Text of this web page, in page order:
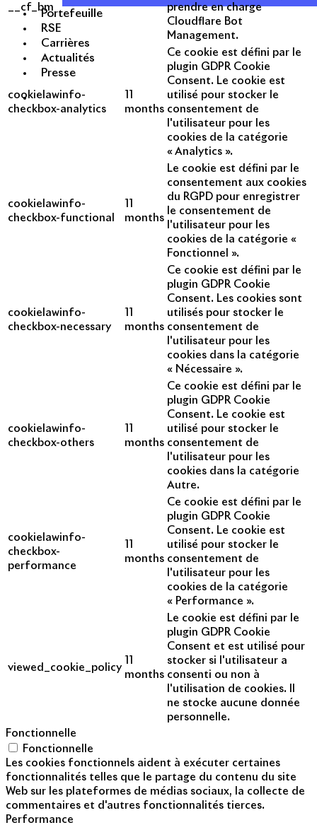
Portefeuille
RSE
Carrières
Actualités
Presse
__cf_bm
prendre en charge
Cloudflare Bot
Management.
cookielawinfo-
checkbox-analytics
months
Ce cookie est défini par le
plugin GDPR Cookie
Consent. Le cookie est
utilisé pour stocker le
consentement de
l'utilisateur pour les
cookies de la catégorie
« Analytics ».
cookielawinfo-
checkbox-functional
months
Le cookie est défini par le
consentement aux cookies
du RGPD pour enregistrer
le consentement de
l'utilisateur pour les
cookies de la catégorie «
Fonctionnel ».
cookielawinfo-
checkbox-necessary
months
Ce cookie est défini par le
plugin GDPR Cookie
Consent. Les cookies sont
utilisés pour stocker le
consentement de
l'utilisateur pour les
cookies dans la catégorie
« Nécessaire ».
cookielawinfo-
checkbox-others
months
Ce cookie est défini par le
plugin GDPR Cookie
Consent. Le cookie est
utilisé pour stocker le
consentement de
l'utilisateur pour les
cookies dans la catégorie
Autre.
cookielawinfo-
checkbox-
performance
months
Ce cookie est défini par le
plugin GDPR Cookie
Consent. Le cookie est
utilisé pour stocker le
consentement de
l'utilisateur pour les
cookies de la catégorie
« Performance ».
viewed_cookie_policy
months
Le cookie est défini par le
plugin GDPR Cookie
Consent et est utilisé pour
stocker si l'utilisateur a
consenti ou non à
l'utilisation de cookies. Il
ne stocke aucune donnée
personnelle.
Fonctionnelle
Fonctionnelle
Les cookies fonctionnels aident à exécuter certaines
fonctionnalités telles que le partage du contenu du site
Web sur les plateformes de médias sociaux, la collecte de
commentaires et d'autres fonctionnalités tierces.
Performance